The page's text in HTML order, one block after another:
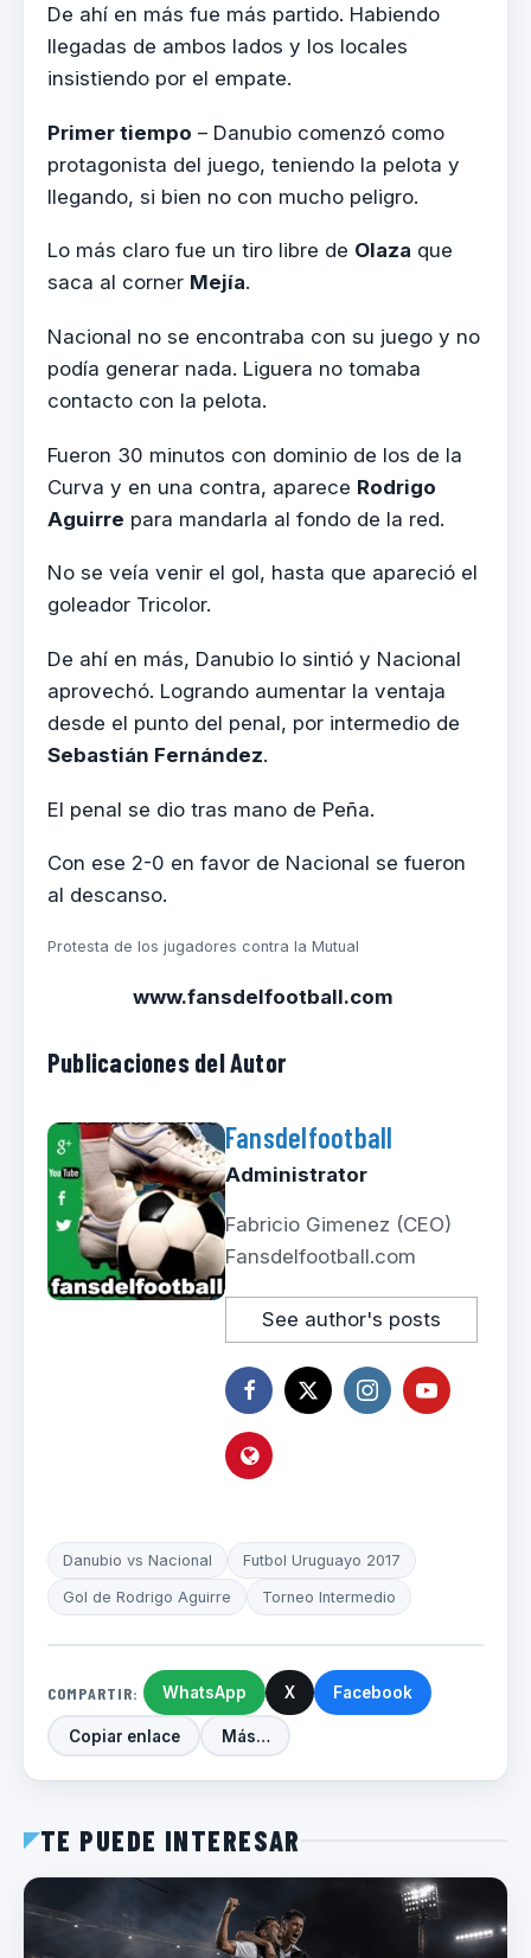
De ahí en más fue más partido. Habiendo
llegadas de ambos lados y los locales
insistiendo por el empate.
Primer tiempo – Danubio comenzó como
protagonista del juego, teniendo la pelota y
llegando, si bien no con mucho peligro.
Lo más claro fue un tiro libre de Olaza que
saca al corner Mejía.
Nacional no se encontraba con su juego y no
podía generar nada. Liguera no tomaba
contacto con la pelota.
Fueron 30 minutos con dominio de los de la
Curva y en una contra, aparece Rodrigo
Aguirre para mandarla al fondo de la red.
No se veía venir el gol, hasta que apareció el
goleador Tricolor.
De ahí en más, Danubio lo sintió y Nacional
aprovechó. Logrando aumentar la ventaja
desde el punto del penal, por intermedio de
Sebastián Fernández.
El penal se dio tras mano de Peña.
Con ese 2-0 en favor de Nacional se fueron
al descanso.
Protesta de los jugadores contra la Mutual
www.fansdelfootball.com
Publicaciones del Autor
Fansdelfootball
Administrator
Fabricio Gimenez (CEO)
Fansdelfootball.com
See author's posts
Danubio vs Nacional Futbol Uruguayo 2017
Gol de Rodrigo Aguirre Torneo Intermedio
COMPARTIR: WhatsApp X Facebook
Copiar enlace Más…
TE PUEDE INTERESAR